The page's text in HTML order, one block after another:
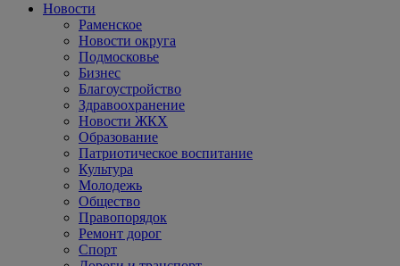
Новости
Раменское
Новости округа
Подмосковье
Бизнес
Благоустройство
Здравоохранение
Новости ЖКХ
Образование
Патриотическое воспитание
Культура
Молодежь
Общество
Правопорядок
Ремонт дорог
Спорт